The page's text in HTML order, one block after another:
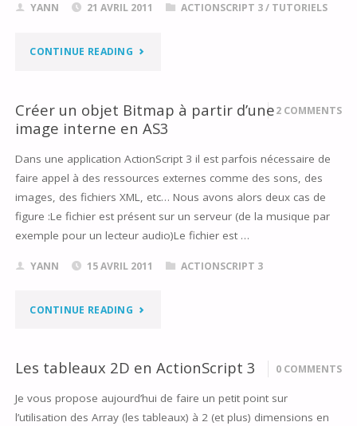
COMMANDE
(LINUX/MAC)"
YANN 21 AVRIL 2011 ACTIONSCRIPT 3/ TUTORIELS
CONTINUE READING "TUTORIEL
:
POUR
TOUS
AVEC
ACTIONSCRIPT
3"
Créer un objet Bitmap à partir d’une
image interne en AS3
2 COMMENTS
Dans une application ActionScript 3 il est parfois nécessaire de
faire appel à des ressources externes comme des sons, des
images, des fichiers XML, etc… Nous avons alors deux cas de
figure :Le fichier est présent sur un serveur (de la musique par
exemple pour un lecteur audio)Le fichier est …
YANN 15 AVRIL 2011 ACTIONSCRIPT 3
CONTINUE READING "CRÉER
OBJET
BITMAP
Les tableaux 2D en ActionScript 3 0 COMMENTS
Je vous propose aujourd’hui de faire un petit point sur
l’utilisation des Array (les tableaux) à 2 (et plus) dimensions en